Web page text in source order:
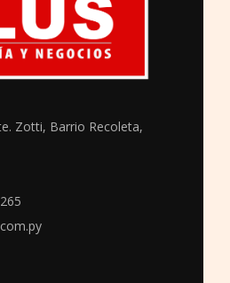
Zotti, Barrio Recoleta,